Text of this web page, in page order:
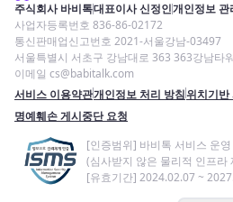
주식회사 바비톡대표이사 신정인개인정보 관
사업자등록번호 836-86-02172
통신판매업신고번호 2021-서울강남-03497
서울특별시 서초구 강남대로 363 363강남타
이메일 cs@babitalk.com
서비스 이용약관개인정보 처리 방침위치기반
명예훼손 게시중단 요청
[인증범위] 바비톡 서비스 운영
(심사받지 않은 물리적 인프라
[유효기간] 2024.02.07 ~